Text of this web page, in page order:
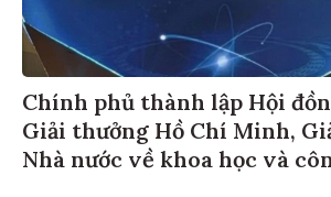
Chính phủ thành lập Hội
Giải thưởng Hồ Chí Minh,
Nhà nước về khoa học và